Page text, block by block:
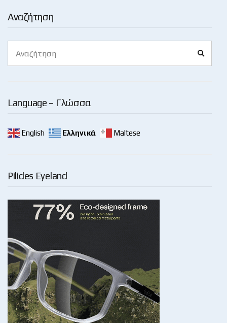
Αναζήτηση
for:
Language – Γλώσσα
English Ελληνικά Maltese
Pilides Eyeland